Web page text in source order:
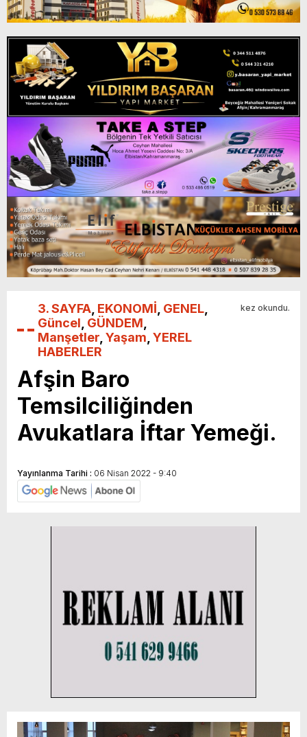
3. SAYFA EKONOMİ GENEL
Güncel GÜNDEM
Manşetler Yaşam YEREL
HABERLER
kez okundu.
Afşin Baro
Temsilciliğinden
Avukatlara İftar Yemeği.
Yayınlanma Tarihi : 06 Nisan 2022 - 9:40